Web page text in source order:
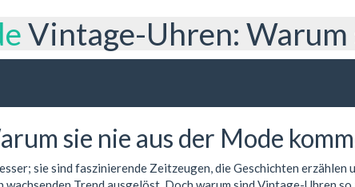
Vintage-Uhren: Warum
sie nie aus der Mode
sie sind faszinierende Zeitzeugen, die Geschichten